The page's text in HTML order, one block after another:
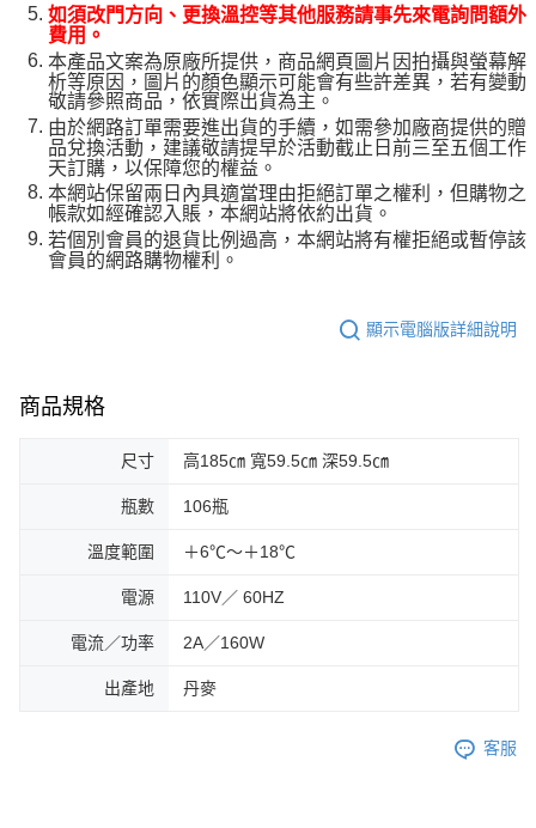
如須改門方向、更換溫控等其他服務請事先來電詢問額外
費用。
本產品文案為原廠所提供，商品網頁圖片因拍攝與螢幕解
析等原因，圖片的顏色顯示可能會有些許差異，若有變動
敬請參照商品，依實際出貨為主。
由於網路訂單需要進出貨的手續，如需參加廠商提供的贈
品兌換活動，建議敬請提早於活動截止日前三至五個工作
天訂購，以保障您的權益。
本網站保留兩日內具適當理由拒絕訂單之權利，但購物之
帳款如經確認入賬，本網站將依約出貨。
若個別會員的退貨比例過高，本網站將有權拒絕或暫停該
會員的網路購物權利。
顯示電腦版詳細說明
商品規格
尺寸 高185㎝ 寬59.5㎝ 深59.5㎝
瓶數 106瓶
溫度範圍 ＋6℃～＋18℃
電源 110V／ 60HZ
電流／功率 2A／160W
出產地 丹麥
客服